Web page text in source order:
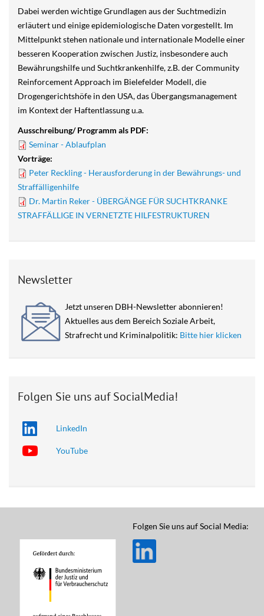
Dabei werden wichtige Grundlagen aus der Suchtmedizin
erläutert und einige epidemiologische Daten vorgestellt. Im
Mittelpunkt stehen nationale und internationale Modelle einer
besseren Kooperation zwischen Justiz, insbesondere auch
Bewährungshilfe und Suchtkrankenhilfe, z.B. der Community
Reinforcement Approach im Bielefelder Modell, die
Drogengerichtshöfe in den USA, das Übergangsmanagement
im Kontext der Haftentlassung u.a.
Ausschreibung/ Programm als PDF:
Seminar - Ablaufplan
Vorträge:
Peter Reckling - Herausforderung in der Bewährungs- und
Straffälligenhilfe
Dr. Martin Reker - ÜBERGÄNGE FÜR SUCHTKRANKE
STRAFFÄLLIGE IN VERNETZTE HILFESTRUKTUREN
Newsletter
Jetzt unseren DBH-Newsletter abonnieren!
Aktuelles aus dem Bereich Soziale Arbeit,
Strafrecht und Kriminalpolitik: Bitte hier klicken
Folgen Sie uns auf SocialMedia!
LinkedIn
YouTube
Folgen Sie uns auf Social Media: